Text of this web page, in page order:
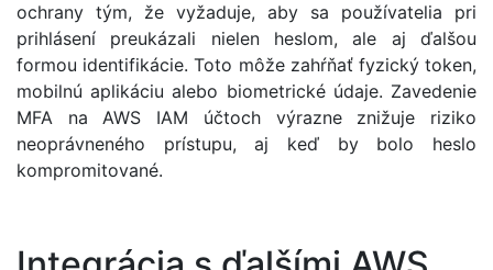
ochrany tým, že vyžaduje, aby sa používatelia pri
prihlásení preukázali nielen heslom, ale aj ďalšou
formou identifikácie. Toto môže zahŕňať fyzický token,
mobilnú aplikáciu alebo biometrické údaje. Zavedenie
MFA na AWS IAM účtoch výrazne znižuje riziko
neoprávneného prístupu, aj keď by bolo heslo
kompromitované.